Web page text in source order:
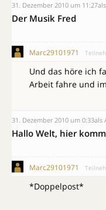
31. Dezember 2010 um 11:27
Der Musik Fred
Marc29101971
Und das höre ich
Arbeit fahre und
31. Dezember 2010 um 0:33als
Hallo Welt, hier
Marc29101971
*Doppelpost*